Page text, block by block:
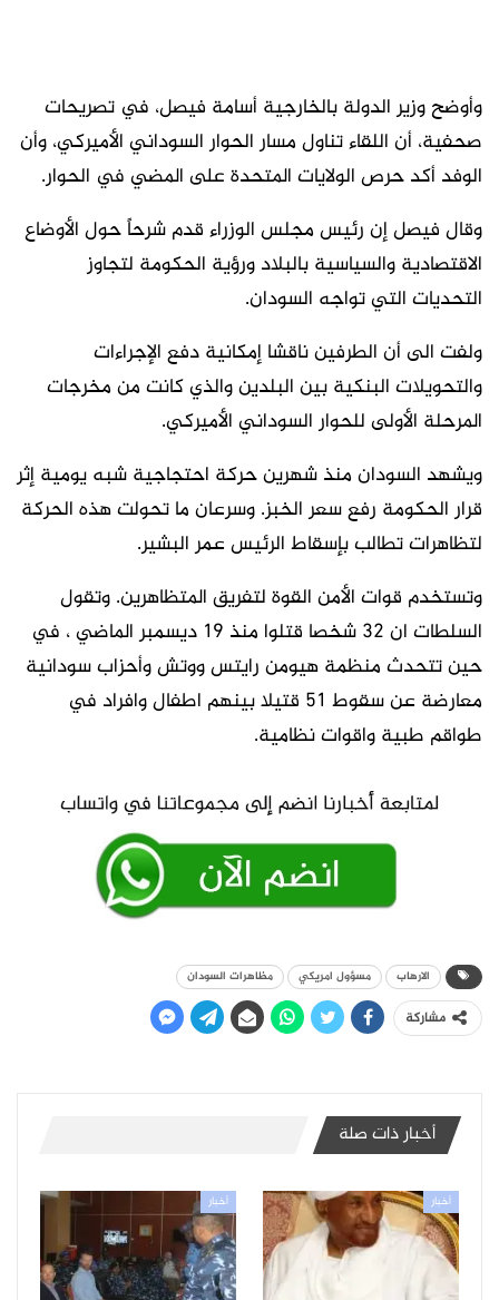
وأوضح وزير الدولة بالخارجية أسامة فيصل، في تصريحات
صحفية، أن اللقاء تناول مسار الحوار السوداني الأميركي، وأن
الوفد أكد حرص الولايات المتحدة على المضي في الحوار.
وقال فيصل إن رئيس مجلس الوزراء قدم شرحاً حول الأوضاع
الاقتصادية والسياسية بالبلاد ورؤية الحكومة لتجاوز
التحديات التي تواجه السودان.
ولفت الى أن الطرفين ناقشا إمكانية دفع الإجراءات
والتحويلات البنكية بين البلدين والذي كانت من مخرجات
المرحلة الأولى للحوار السوداني الأميركي.
ويشهد السودان منذ شهرين حركة احتجاجية شبه يومية إثر
قرار الحكومة رفع سعر الخبز. وسرعان ما تحولت هذه الحركة
لتظاهرات تطالب بإسقاط الرئيس عمر البشير.
وتستخدم قوات الأمن القوة لتفريق المتظاهرين. وتقول
السلطات ان 32 شخصا قتلوا منذ 19 ديسمبر الماضي ، في
حين تتحدث منظمة هيومن رايتس ووتش وأحزاب سودانية
معارضة عن سقوط 51 قتيلا بينهم اطفال وافراد في
طواقم طبية واقوات نظامية.
الارهاب مسؤول امريكي مظاهرات السودان
مشاركة
أخبار ذات صلة
أخبار أخبار